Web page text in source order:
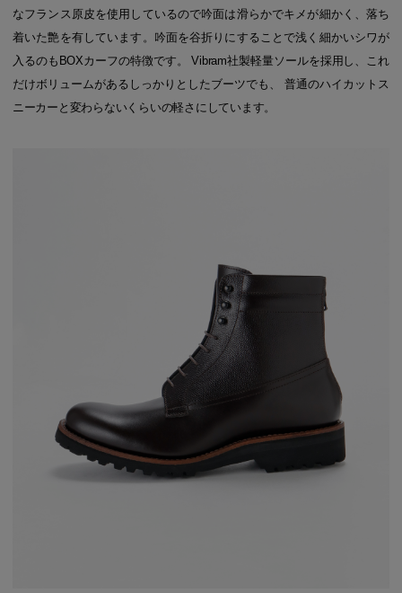
なフランス原皮を使用しているので吟面は滑らかでキメが細かく、落ち
着いた艶を有しています。吟面を谷折りにすることで浅く細かいシワが
入るのもBOXカーフの特徴です。 Vibram社製軽量ソールを採用し、これ
だけボリュームがあるしっかりとしたブーツでも、 普通のハイカットス
ニーカーと変わらないくらいの軽さにしています。